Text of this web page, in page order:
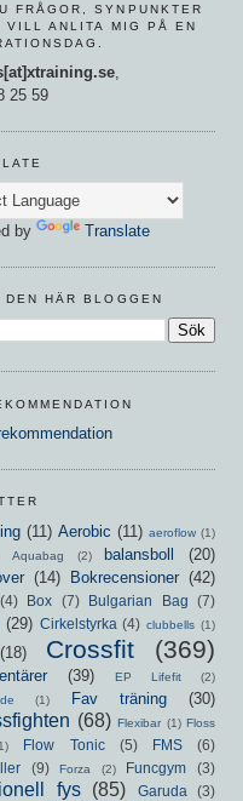
FRÅGOR, SYNPUNKTER
VILL ANLITA MIG PÅ EN
,
25 59
by Translate
DEN HÄR BLOGGEN
(11) Aerobic (11) aeroflow (1)
Aquabag (2) balansboll
(20)
(14) Bokrecensioner (42)
(4) Box (7) Bulgarian Bag (7)
(29) Cirkelstyrka (4) clubbells (1)
(18) Crossfit (369)
(39) EP Lifefit
(2)
(1) Fav träning (30)
(68) Flexibar (1) Floss
Flow Tonic (5) FMS
(6)
(9) Forza (2) Funcgym (3)
fys (85) Garuda (3)